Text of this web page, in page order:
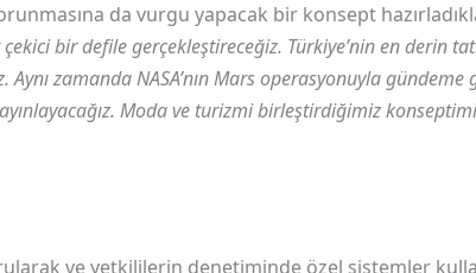
da vurgu yapacak bir konsept
bir defile gerçekleştireceğiz. Türkiye’nin en derin
zamanda NASA’nın Mars operasyonuyla gündeme
Moda ve turizmi birleştirdiğimiz
ve yetkililerin denetiminde özel sistemler